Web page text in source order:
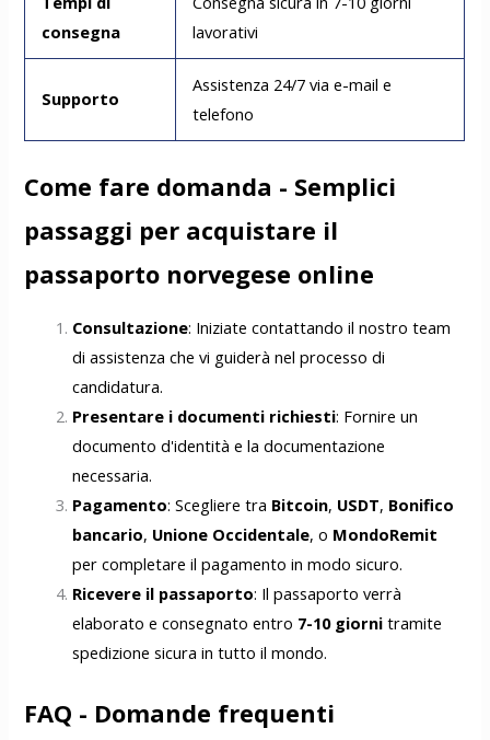
consegna
lavorativi
Supporto
Assistenza 24/7 via e-mail e
telefono
Come fare domanda - Semplici
passaggi per acquistare il
passaporto norvegese online
Consultazione: Iniziate contattando il nostro team
di assistenza che vi guiderà nel processo di
candidatura.
Presentare i documenti richiesti: Fornire un
documento d'identità e la documentazione
necessaria.
Pagamento: Scegliere tra Bitcoin, USDT, Bonifico
bancario, Unione Occidentale, o MondoRemit
per completare il pagamento in modo sicuro.
Ricevere il passaporto: Il passaporto verrà
elaborato e consegnato entro 7-10 giorni tramite
spedizione sicura in tutto il mondo.
FAQ - Domande frequenti